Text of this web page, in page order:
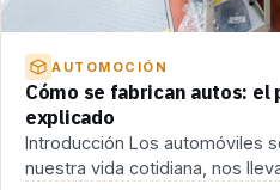
AUTOMOCIÓN
Cómo se fabrican autos:
explicado
Introducción Los automóviles
nuestra vida cotidiana, nos